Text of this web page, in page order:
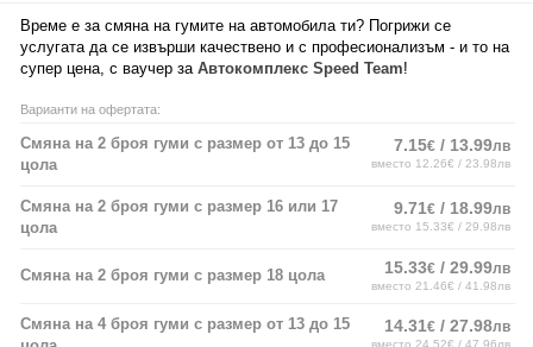
Време е за смяна на гумите на автомобила ти? Погрижи се
услугата да се извърши качествено и с професионализъм - и то на
супер цена, с ваучер за Автокомплекс Speed Team!
Варианти на офертата:
Смяна на 2 броя гуми с размер от 13 до 15
цола
7.15€ / 13.99лв
вместо 12.26€ / 23.98лв
Смяна на 2 броя гуми с размер 16 или 17
цола
9.71€ / 18.99лв
вместо 15.33€ / 29.98лв
Смяна на 2 броя гуми с размер 18 цола 15.33€ / 29.99лв
вместо 21.46€ / 41.98лв
Смяна на 4 броя гуми с размер от 13 до 15
14.31€ / 27.98лв
вместо 24.52€ / 47.96лв